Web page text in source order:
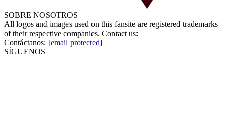
SOBRE NOSOTROS
All logos and images used on this fansite are registered trademarks
of their respective companies. Contact us:
Contáctanos: [email protected]
SÍGUENOS